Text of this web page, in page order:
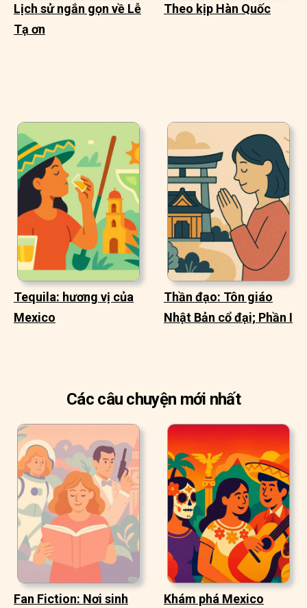
Lịch sử ngắn gọn về Lễ
Tạ ơn
Theo kịp Hàn Quốc
Tequila: hương vị của
Mexico
Thần đạo: Tôn giáo
Nhật Bản cổ đại; Phần I
Các câu chuyện mới nhất
Fan Fiction: Nơi sinh Khám phá Mexico